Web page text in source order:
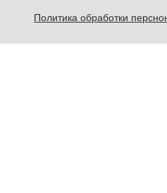
Политика обработки